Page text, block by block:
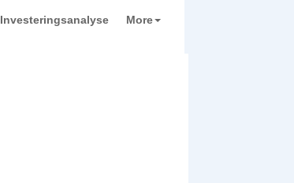
Investeringsanalyse More